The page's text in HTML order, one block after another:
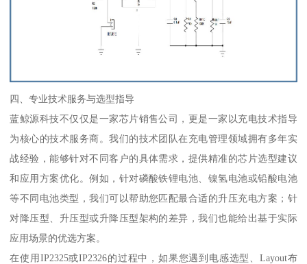
四、专业技术服务与选型指导
蓝鲸源科技不仅仅是一家芯片销售公司，更是一家以充电技术指导
为核心的技术服务商。我们的技术团队在充电管理领域拥有多年实
战经验，能够针对不同客户的具体需求，提供精准的芯片选型建议
和应用方案优化。例如，针对磷酸铁锂电池、镍氢电池或铅酸电池
等不同电池类型，我们可以帮助您匹配最合适的升压充电方案；针
对降压型、升压型或升降压型架构的差异，我们也能给出基于实际
应用场景的优选方案。
在使用IP2325或IP2326的过程中，如果您遇到电感选型、Layout布